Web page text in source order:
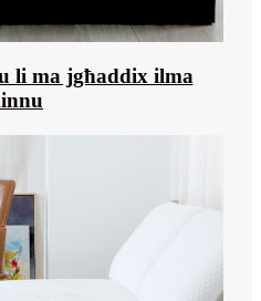
li ma jgħaddix ilma